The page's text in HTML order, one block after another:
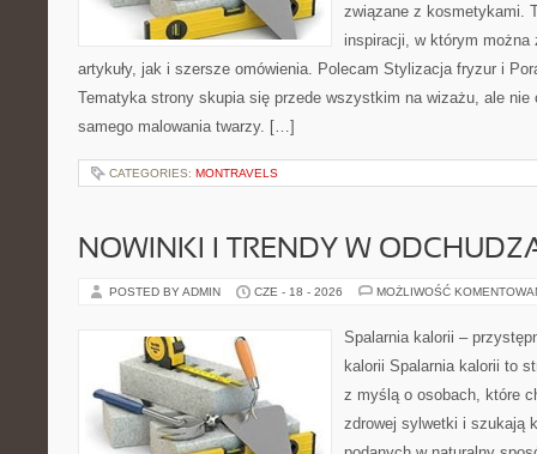
związane z kosmetykami.
inspiracji, w którym
artykuły, jak i szersze omówienia. Polecam Stylizacja fryzur i
Tematyka strony skupia się przede wszystkim na wizażu, ale nie
samego malowania twarzy. […]
CATEGORIES: MONTRAVELS
NOWINKI I TRENDY W
POSTED BY ADMIN CZE - 18 - 2026 MOŻLIWOŚĆ
Spalarnia kalorii –
kalorii Spalarnia kalorii to
z myślą o osobach, które
zdrowej sylwetki i szukają